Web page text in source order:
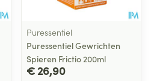
Puressentiel
Puressentiel Gewrichten
Spieren Frictio 200ml
€ 26,90